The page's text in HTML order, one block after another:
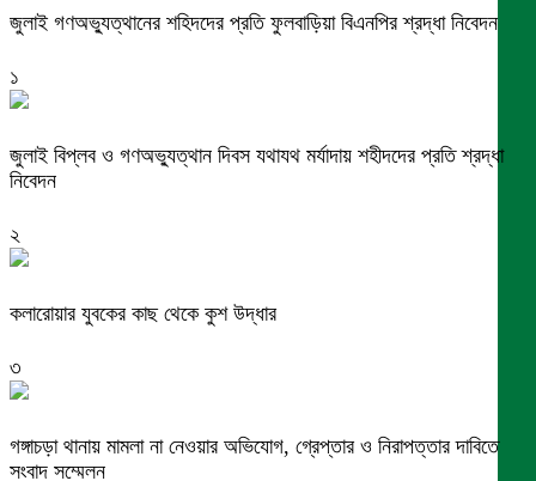
জুলাই গণঅভ্যুত্থানের শহিদদের প্রতি ফুলবাড়িয়া বিএনপির শ্রদ্ধা নিবেদন
১
জুলাই বিপ্লব ও গণঅভ্যুত্থান দিবস যথাযথ মর্যাদায় শহীদদের প্রতি শ্রদ্ধা
নিবেদন
২
কলারোয়ার যুবকের কাছ থেকে কুশ উদ্ধার
৩
গঙ্গাচড়া থানায় মামলা না নেওয়ার অভিযোগ, গ্রেপ্তার ও নিরাপত্তার দাবিতে
সংবাদ সম্মেলন